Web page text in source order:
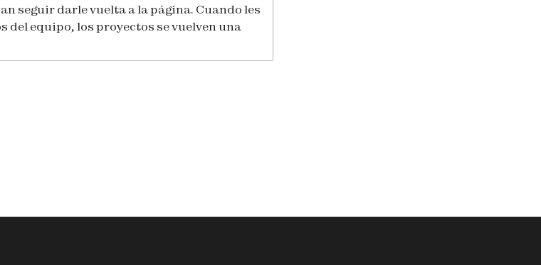
seguir darle vuelta a la página. Cuando les
del equipo, los proyectos se vuelven una